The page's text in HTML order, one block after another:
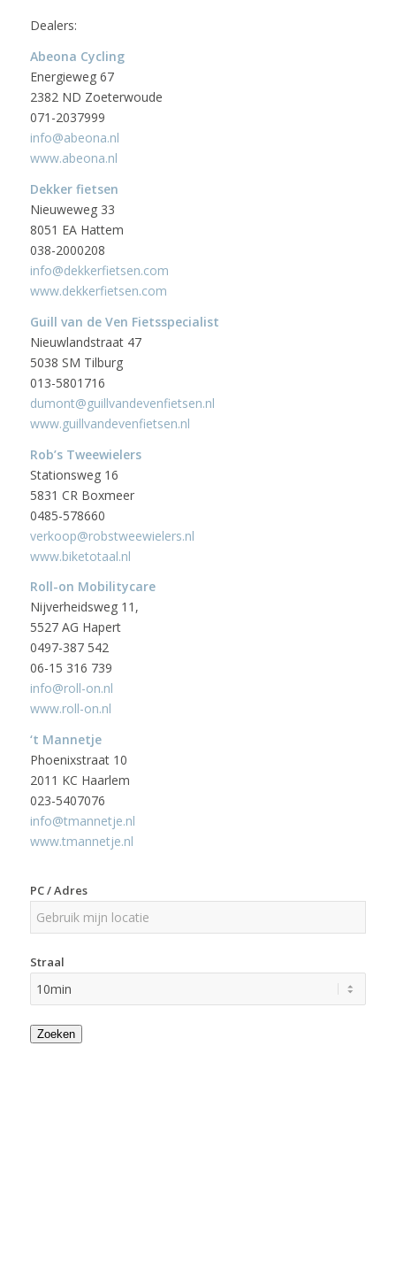
Dealers:
Abeona Cycling
Energieweg 67
2382 ND Zoeterwoude
071-2037999
info@abeona.nl
www.abeona.nl
Dekker fietsen
Nieuweweg 33
8051 EA Hattem
038-2000208
info@dekkerfietsen.com
www.dekkerfietsen.com
Guill van de Ven Fietsspecialist
Nieuwlandstraat 47
5038 SM Tilburg
013-5801716
dumont@guillvandevenfietsen.nl
www.guillvandevenfietsen.nl
Rob’s Tweewielers
Stationsweg 16
5831 CR Boxmeer
0485-578660
verkoop@robstweewielers.nl
www.biketotaal.nl
Roll-on Mobilitycare
Nijverheidsweg 11,
5527 AG Hapert
0497-387 542
06-15 316 739
info@roll-on.nl
www.roll-on.nl
‘t Mannetje
Phoenixstraat 10
2011 KC Haarlem
023-5407076
info@tmannetje.nl
www.tmannetje.nl
PC / Adres
Straal